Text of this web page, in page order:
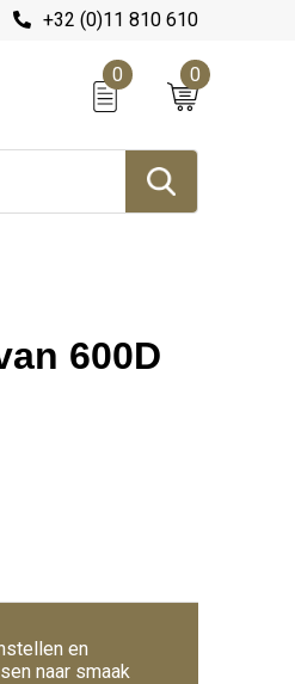
+32 (0)11 810 610
0 0
600D
en
naar smaak